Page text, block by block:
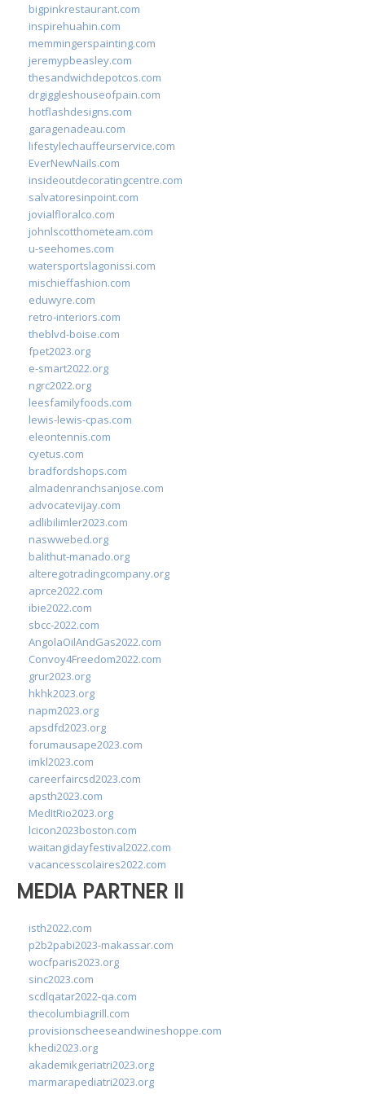
bigpinkrestaurant.com
inspirehuahin.com
memmingerspainting.com
jeremypbeasley.com
thesandwichdepotcos.com
drgiggleshouseofpain.com
hotflashdesigns.com
garagenadeau.com
lifestylechauffeurservice.com
EverNewNails.com
insideoutdecoratingcentre.com
salvatoresinpoint.com
jovialfloralco.com
johnlscotthometeam.com
u-seehomes.com
watersportslagonissi.com
mischieffashion.com
eduwyre.com
retro-interiors.com
theblvd-boise.com
fpet2023.org
e-smart2022.org
ngrc2022.org
leesfamilyfoods.com
lewis-lewis-cpas.com
eleontennis.com
cyetus.com
bradfordshops.com
almadenranchsanjose.com
advocatevijay.com
adlibilimler2023.com
naswwebed.org
balithut-manado.org
alteregotradingcompany.org
aprce2022.com
ibie2022.com
sbcc-2022.com
AngolaOilAndGas2022.com
Convoy4Freedom2022.com
grur2023.org
hkhk2023.org
napm2023.org
apsdfd2023.org
forumausape2023.com
imkl2023.com
careerfaircsd2023.com
apsth2023.com
MedItRio2023.org
lcicon2023boston.com
waitangidayfestival2022.com
vacancesscolaires2022.com
MEDIA PARTNER II
isth2022.com
p2b2pabi2023-makassar.com
wocfparis2023.org
sinc2023.com
scdlqatar2022-qa.com
thecolumbiagrill.com
provisionscheeseandwineshoppe.com
khedi2023.org
akademikgeriatri2023.org
marmarapediatri2023.org